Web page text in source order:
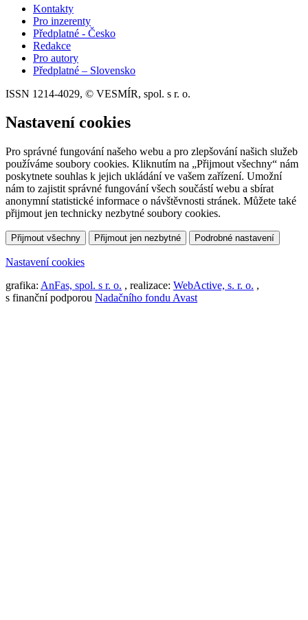
Kontakty
Pro inzerenty
Předplatné - Česko
Redakce
Pro autory
Předplatné – Slovensko
ISSN 1214-4029, © VESMÍR, spol. s r. o.
Nastavení cookies
Pro správné fungování našeho webu a pro zlepšování našich služeb
používáme soubory cookies. Kliknutím na „Přijmout všechny“ nám
poskytnete souhlas k jejich ukládání ve vašem zařízení. Umožní
nám to zajistit správné fungování všech součástí webu a sbírat
anonymní statistické informace o návštěvnosti stránek. Můžete také
přijmout jen technicky nezbytné soubory cookies.
Přijmout všechny Přijmout jen nezbytné Podrobné nastavení
Nastavení cookies
grafika: AnFas, spol. s r. o. , realizace: WebActive, s. r. o. ,
s finanční podporou Nadačního fondu Avast